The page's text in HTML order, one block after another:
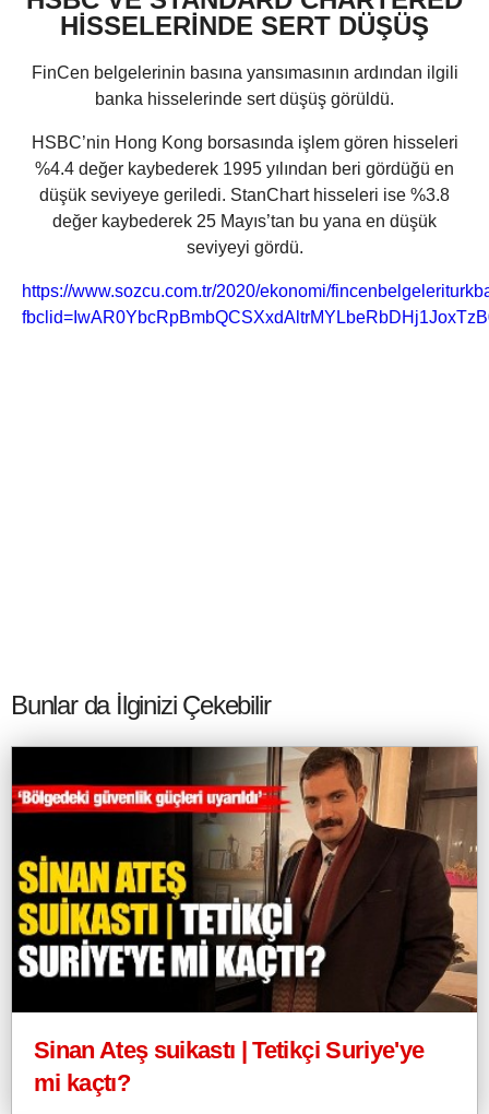
HİSSELERİNDE SERT DÜŞÜŞ
FinCen belgelerinin basına yansımasının ardından ilgili
banka hisselerinde sert düşüş görüldü.
HSBC’nin Hong Kong borsasında işlem gören hisseleri
%4.4 değer kaybederek 1995 yılından beri gördüğü en
düşük seviyeye geriledi. StanChart hisseleri ise %3.8
değer kaybederek 25 Mayıs’tan bu yana en düşük
seviyeyi gördü.
https://www.sozcu.com.tr/2020/ekonomi/
Bunlar da İlginizi Çekebilir
Sinan Ateş suikastı | Tetikçi Suriye'ye
mi kaçtı?